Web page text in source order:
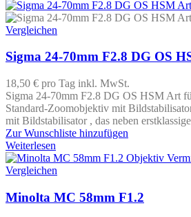
Vergleichen
Sigma 24-70mm F2.8 DG OS
18,50 € pro Tag inkl. MwSt.
Sigma 24-70mm F2.8 DG OS HSM Art
Standard-Zoomobjektiv mit
mit Bildstabilisator , das neben
Zur Wunschliste hinzufügen
Weiterlesen
Vergleichen
Minolta MC 58mm F1.2